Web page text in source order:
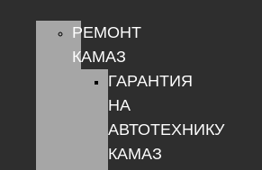
РЕМОНТ
КАМАЗ
ГАРАНТИЯ
НА
АВТОТЕХНИКУ
КАМАЗ